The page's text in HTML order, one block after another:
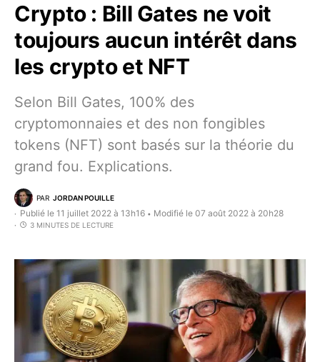
Crypto : Bill Gates ne voit
toujours aucun intérêt dans
les crypto et NFT
Selon Bill Gates, 100% des
cryptomonnaies et des non fongibles
tokens (NFT) sont basés sur la théorie du
grand fou. Explications.
PAR JORDAN POUILLE
Publié le 11 juillet 2022 à 13h16 • Modifié le 07 août 2022 à 20h28
3 MINUTES DE LECTURE